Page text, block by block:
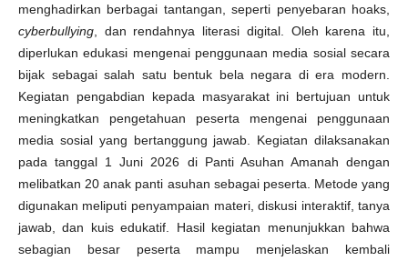
menghadirkan berbagai tantangan, seperti penyebaran hoaks,
cyberbullying, dan rendahnya literasi digital. Oleh karena itu,
diperlukan edukasi mengenai penggunaan media sosial secara
bijak sebagai salah satu bentuk bela negara di era modern.
Kegiatan pengabdian kepada masyarakat ini bertujuan untuk
meningkatkan pengetahuan peserta mengenai penggunaan
media sosial yang bertanggung jawab. Kegiatan dilaksanakan
pada tanggal 1 Juni 2026 di Panti Asuhan Amanah dengan
melibatkan 20 anak panti asuhan sebagai peserta. Metode yang
digunakan meliputi penyampaian materi, diskusi interaktif, tanya
jawab, dan kuis edukatif. Hasil kegiatan menunjukkan bahwa
sebagian besar peserta mampu menjelaskan kembali